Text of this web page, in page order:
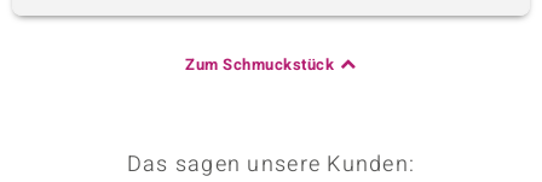
Zum Schmuckstück
Das sagen unsere Kunden: